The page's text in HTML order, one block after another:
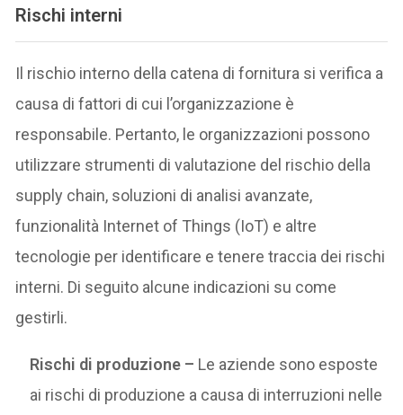
Rischi interni
Il rischio interno della catena di fornitura si verifica a
causa di fattori di cui l’organizzazione è
responsabile. Pertanto, le organizzazioni possono
utilizzare strumenti di valutazione del rischio della
supply chain, soluzioni di analisi avanzate,
funzionalità Internet of Things (IoT) e altre
tecnologie per identificare e tenere traccia dei rischi
interni. Di seguito alcune indicazioni su come
gestirli.
Rischi di produzione – Le aziende sono esposte
ai rischi di produzione a causa di interruzioni nelle